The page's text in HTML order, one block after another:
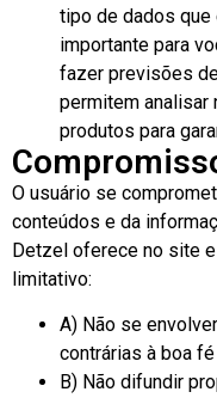
tipo de dados
importante para
fazer previsões
permitem
produtos para
O usuário se
conteúdos e da
Detzel oferece no site
limitativo:
A) Não se
contrárias à boa
B) Não difundir